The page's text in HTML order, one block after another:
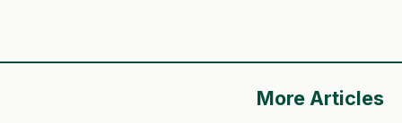
More Articles